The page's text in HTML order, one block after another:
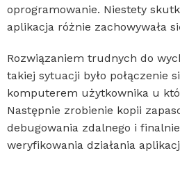
oprogramowanie. Niestety
aplikacja różnie zachowywała
Rozwiązaniem trudnych do
takiej sytuacji było połączenie
komputerem użytkownika u
Następnie zrobienie kopii
debugowania zdalnego i
weryfikowania działania